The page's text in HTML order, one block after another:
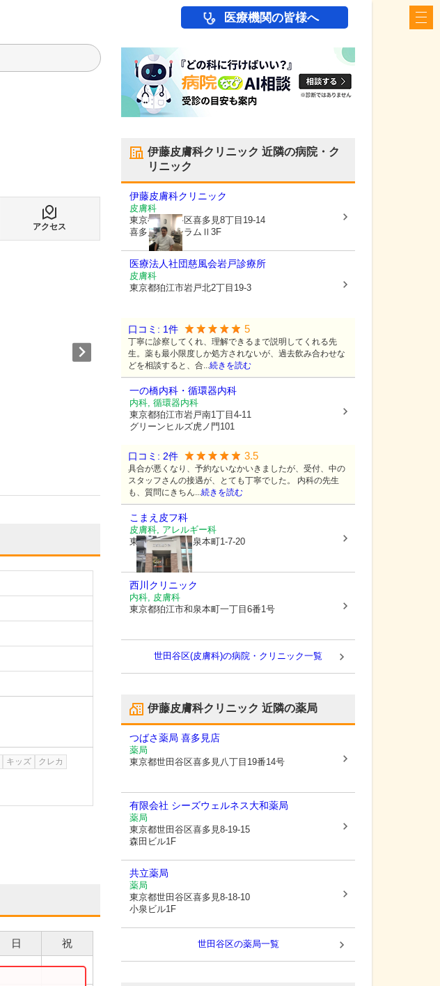
医療機関の皆様へ
アクセス
キッズ
クレカ
日 祝
伊藤皮膚科クリニック 近隣の病院・ク
リニック
伊藤皮膚科クリニック
皮膚科
東京都世田谷区喜多見8丁目19-14
喜多見フォーラムⅡ3F
医療法人社団慈風会岩戸診療所
皮膚科
東京都狛江市岩戸北2丁目19-3
口コミ: 1件 5
丁寧に診察してくれ、理解できるまで説明してくれる先
生。薬も最小限度しか処方されないが、過去飲み合わせな
どを相談すると、合...続きを読む
一の橋内科・循環器内科
内科, 循環器内科
東京都狛江市岩戸南1丁目4-11
グリーンヒルズ虎ノ門101
口コミ: 2件 3.5
具合が悪くなり、予約ないなかいきましたが、受付、中の
スタッフさんの接遇が、とても丁寧でした。 内科の先生
も、質問にきちん...続きを読む
こまえ皮フ科
皮膚科, アレルギー科
東京都狛江市和泉本町1-7-20
西川クリニック
内科, 皮膚科
東京都狛江市和泉本町一丁目6番1号
世田谷区(皮膚科)の病院・クリニック一覧
伊藤皮膚科クリニック 近隣の薬局
つばさ薬局 喜多見店
薬局
東京都世田谷区喜多見八丁目19番14号
有限会社 シーズウェルネス大和薬局
薬局
東京都世田谷区喜多見8-19-15
森田ビル1F
共立薬局
薬局
東京都世田谷区喜多見8-18-10
小泉ビル1F
世田谷区の薬局一覧